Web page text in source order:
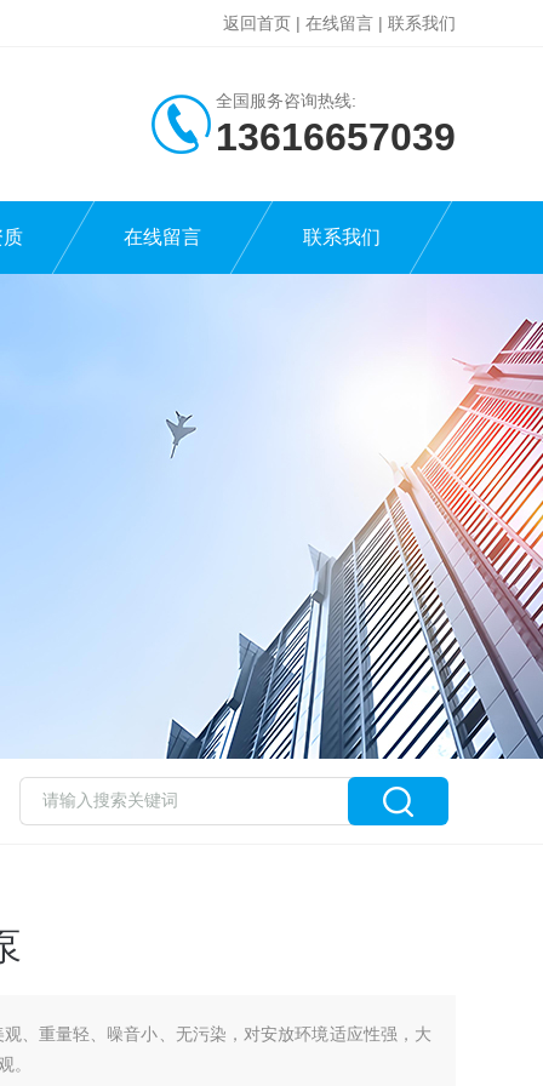
返回首页 | 在线留言 | 联系我们
全国服务咨询热线:
13616657039
在线留言 联系我们
、重量轻、噪音小、无污染，对安放环境适应性强，大
。